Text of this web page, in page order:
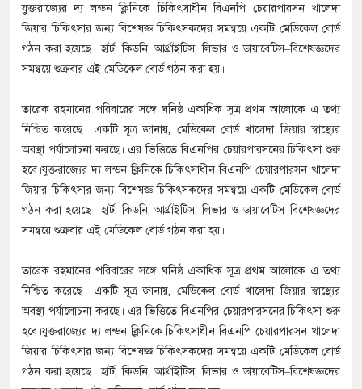
যুক্তরাজ্যের দ্য লন্ডন ক্লিনিকে চিকিৎসাধীন বিএনপি চেয়ারপারসন খালেদা
জিয়ার চিকিৎসার জন্য বিশেষজ্ঞ চিকিৎসকদের সমন্বয়ে একটি মেডিকেল বোর্ড
গঠন করা হয়েছে। হার্ট, কিডনি, আর্থ্রাইটিস, লিভার ও ডায়াবেটিস–বিশেষজ্ঞদের
সমন্বয়ে শুক্রবার এই মেডিকেল বোর্ড গঠন করা হয়।
তারেক রহমানের পরিবারের সঙ্গে ঘনিষ্ঠ একাধিক সূত্র প্রথম আলোকে এ তথ্য
নিশ্চিত করেছে। একটি সূত্র জানায়, মেডিকেল বোর্ড খালেদা জিয়ার স্বাস্থ্যের
অবস্থা পর্যালোচনা করছে। এর ভিত্তিতে বিএনপির চেয়ারপারসনের চিকিৎসা শুরু
হবে।যুক্তরাজ্যের দ্য লন্ডন ক্লিনিকে চিকিৎসাধীন বিএনপি চেয়ারপারসন খালেদা
জিয়ার চিকিৎসার জন্য বিশেষজ্ঞ চিকিৎসকদের সমন্বয়ে একটি মেডিকেল বোর্ড
গঠন করা হয়েছে। হার্ট, কিডনি, আর্থ্রাইটিস, লিভার ও ডায়াবেটিস–বিশেষজ্ঞদের
সমন্বয়ে শুক্রবার এই মেডিকেল বোর্ড গঠন করা হয়।
তারেক রহমানের পরিবারের সঙ্গে ঘনিষ্ঠ একাধিক সূত্র প্রথম আলোকে এ তথ্য
নিশ্চিত করেছে। একটি সূত্র জানায়, মেডিকেল বোর্ড খালেদা জিয়ার স্বাস্থ্যের
অবস্থা পর্যালোচনা করছে। এর ভিত্তিতে বিএনপির চেয়ারপারসনের চিকিৎসা শুরু
হবে।যুক্তরাজ্যের দ্য লন্ডন ক্লিনিকে চিকিৎসাধীন বিএনপি চেয়ারপারসন খালেদা
জিয়ার চিকিৎসার জন্য বিশেষজ্ঞ চিকিৎসকদের সমন্বয়ে একটি মেডিকেল বোর্ড
গঠন করা হয়েছে। হার্ট, কিডনি, আর্থ্রাইটিস, লিভার ও ডায়াবেটিস–বিশেষজ্ঞদের